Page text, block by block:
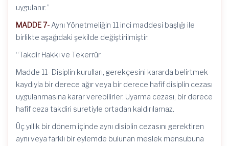
uygulanır.”
MADDE 7- Aynı Yönetmeliğin 11 inci maddesi başlığı ile
birlikte aşağıdaki şekilde değiştirilmiştir.
“Takdir Hakkı ve Tekerrür
Madde 11- Disiplin kurulları, gerekçesini kararda belirtmek
kaydıyla bir derece ağır veya bir derece hafif disiplin cezası
uygulanmasına karar verebilirler. Uyarma cezası, bir derece
hafif ceza takdiri suretiyle ortadan kaldırılamaz.
Üç yıllık bir dönem içinde aynı disiplin cezasını gerektiren
aynı veya farklı bir eylemde bulunan meslek mensubuna